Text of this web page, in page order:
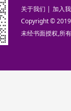
关于我们 | 加入
Copyright ©
未经书面授权,所